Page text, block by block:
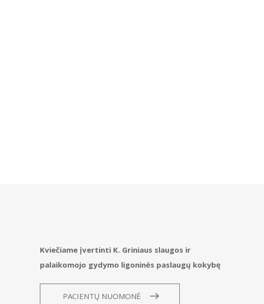
Kviečiame įvertinti K. Griniaus slaugos ir
palaikomojo gydymo ligoninės paslaugų kokybę
PACIENTŲ NUOMONĖ